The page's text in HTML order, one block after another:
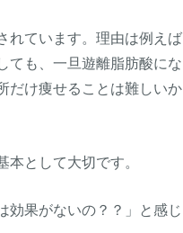
れています。理由は例えば
ても、一旦遊離脂肪酸にな
だけ痩せることは難しいか
として大切です。
効果がないの？？」と感じ